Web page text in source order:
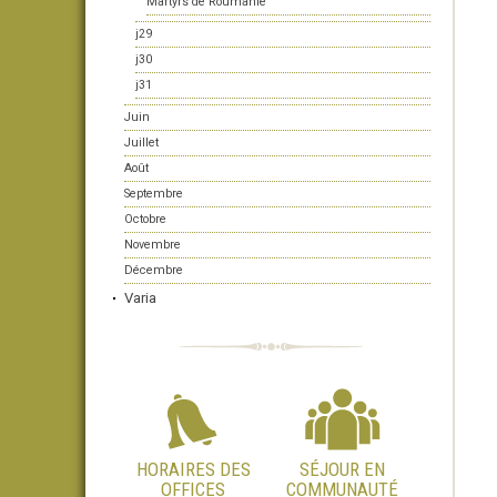
j29
j30
j31
Juin
Juillet
Août
Septembre
Octobre
Novembre
Décembre
Varia
HORAIRES DES
OFFICES
SÉJOUR EN
COMMUNAUTÉ